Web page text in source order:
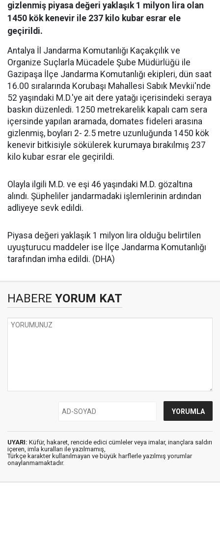
gizlenmiş piyasa değeri yaklaşık 1 milyon lira olan
1450 kök kenevir ile 237 kilo kubar esrar ele
geçirildi.
Antalya İl Jandarma Komutanlığı Kaçakçılık ve
Organize Suçlarla Mücadele Şube Müdürlüğü ile
Gazipaşa İlçe Jandarma Komutanlığı ekipleri, dün saat
16.00 sıralarında Korubaşı Mahallesi Sabık Mevkii'nde
52 yaşındaki M.D.'ye ait dere yatağı içerisindeki seraya
baskın düzenledi. 1250 metrekarelik kapalı cam sera
içersinde yapılan aramada, domates fideleri arasına
gizlenmiş, boyları 2- 2.5 metre uzunluğunda 1450 kök
kenevir bitkisiyle sökülerek kurumaya bırakılmış 237
kilo kubar esrar ele geçirildi.
Olayla ilgili M.D. ve eşi 46 yaşındaki M.D. gözaltına
alındı. Şüpheliler jandarmadaki işlemlerinin ardından
adliyeye sevk edildi.
Piyasa değeri yaklaşık 1 milyon lira olduğu belirtilen
uyuşturucu maddeler ise İlçe Jandarma Komutanlığı
tarafından imha edildi. (DHA)
HABERE YORUM KAT
UYARI: Küfür, hakaret, rencide edici cümleler veya imalar, inançlara saldırı
içeren, imla kuralları ile yazılmamış,
Türkçe karakter kullanılmayan ve büyük harflerle yazılmış yorumlar
onaylanmamaktadır.